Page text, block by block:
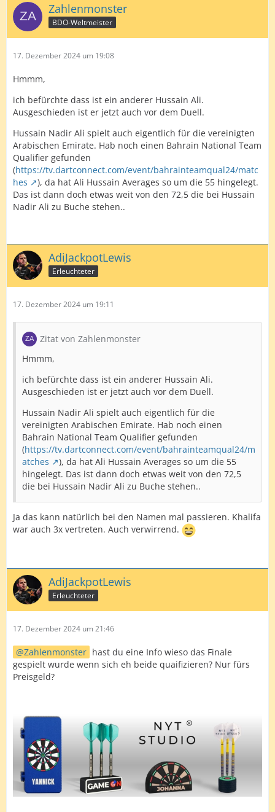
Zahlenmonster
BDO-Weltmeister
17. Dezember 2024 um 19:08
Hmmm,
ich befürchte dass ist ein anderer Hussain Ali.
Ausgeschieden ist er jetzt auch vor dem Duell.
Hussain Nadir Ali spielt auch eigentlich für die vereinigten
Arabischen Emirate. Hab noch einen Bahrain National Team
Qualifier gefunden
(https://tv.dartconnect.com/event/bahrainteamqual24/matc
hes
), da hat Ali Hussain Averages so um die 55 hingelegt.
Das ist dann doch etwas weit von den 72,5 die bei Hussain
Nadir Ali zu Buche stehen..
AdiJackpotLewis
Erleuchteter
17. Dezember 2024 um 19:11
Zitat von Zahlenmonster
Hmmm,
ich befürchte dass ist ein anderer Hussain Ali.
Ausgeschieden ist er jetzt auch vor dem Duell.
Hussain Nadir Ali spielt auch eigentlich für die
vereinigten Arabischen Emirate. Hab noch einen
Bahrain National Team Qualifier gefunden
(https://tv.dartconnect.com/event/bahrainteamqual24/m
atches
), da hat Ali Hussain Averages so um die 55
hingelegt. Das ist dann doch etwas weit von den 72,5
die bei Hussain Nadir Ali zu Buche stehen..
Ja das kann natürlich bei den Namen mal passieren. Khalifa
war auch 3x vertreten. Auch verwirrend.
AdiJackpotLewis
Erleuchteter
17. Dezember 2024 um 21:46
Zahlenmonster hast du eine Info wieso das Finale
gespielt wurde wenn sich eh beide quaifizieren? Nur fürs
Preisgeld?